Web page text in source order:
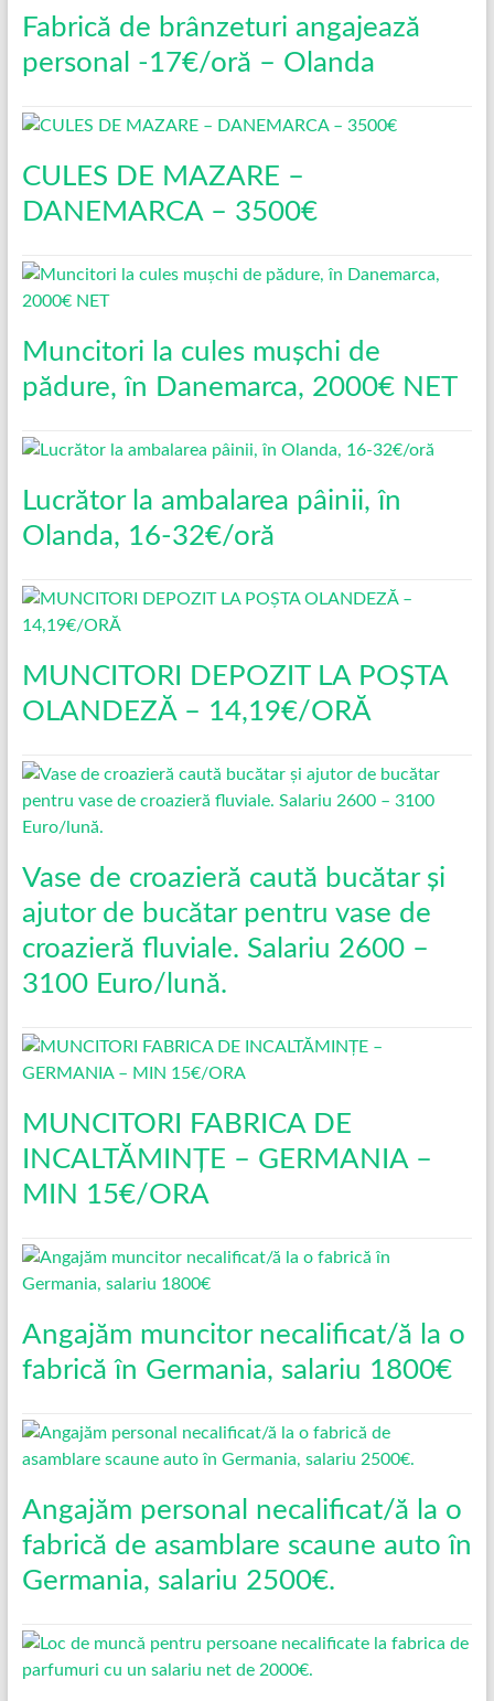
Fabrică de brânzeturi angajează
personal -17€/oră – Olanda
CULES DE MAZARE –
DANEMARCA – 3500€
Muncitori la cules mușchi de
pădure, în Danemarca, 2000€ NET
Lucrător la ambalarea pâinii, în
Olanda, 16-32€/oră
MUNCITORI DEPOZIT LA POȘTA
OLANDEZĂ – 14,19€/ORĂ
Vase de croazieră caută bucătar și
ajutor de bucătar pentru vase de
croazieră fluviale. Salariu 2600 –
3100 Euro/lună.
MUNCITORI FABRICA DE
INCALTĂMINȚE – GERMANIA –
MIN 15€/ORA
Angajăm muncitor necalificat/ă la o
fabrică în Germania, salariu 1800€
Angajăm personal necalificat/ă la o
fabrică de asamblare scaune auto în
Germania, salariu 2500€.